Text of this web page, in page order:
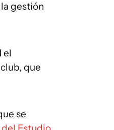
gestión
el
que
se